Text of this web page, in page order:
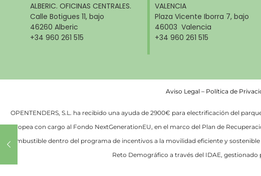
ALBERIC. OFICINAS CENTRALES.
Calle Botigues 11, bajo
46260 Alberic
+34 960 261 515
VALENCIA
Plaza Vicente Iborra 7, bajo
46003 Valencia
+34 960 261 515
Aviso Legal – Política de
OPENTENDERS, S.L. ha recibido una ayuda de 2900€ para electrificación del
Europea con cargo al Fondo NextGenerationEU, en el marco del Plan de
combustible dentro del programa de incentivos a la movilidad eficiente y
Reto Demográfico a través del IDAE,